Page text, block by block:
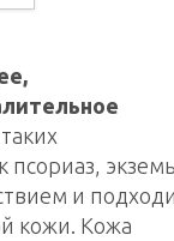
псориаз,
и
кожи. Кожа